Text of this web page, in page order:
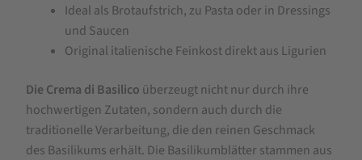
Ideal als Brotaufstrich, zu Pasta oder in Dressings
und Saucen
Original italienische Feinkost direkt aus Ligurien
Die Crema di Basilico überzeugt nicht nur durch ihre
hochwertigen Zutaten, sondern auch durch die
traditionelle Verarbeitung, die den reinen Geschmack
des Basilikums erhält. Die Basilikumblätter stammen aus